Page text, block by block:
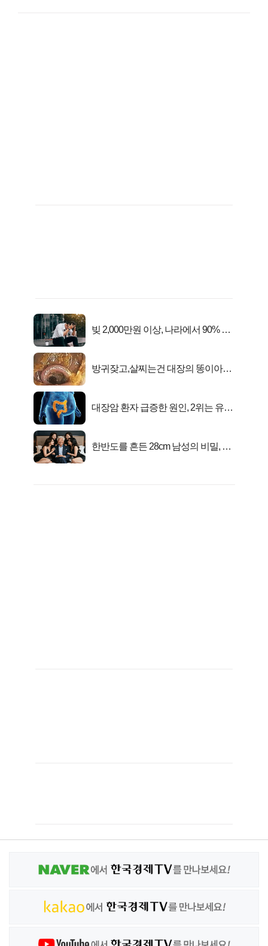
빚 2,000만원 이상, 나라에서 90% 갚
방귀잦고,살찌는건 대장의 똥이아니
대장암 환자 급증한 원인, 2위는 유산
한반도를 흔든 28cm 남성의 비밀, 매